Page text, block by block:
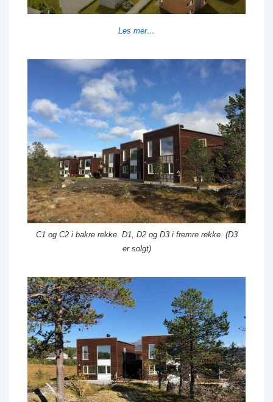
Les mer…
C1 og C2 i bakre rekke. D1, D2 og D3 i fremre rekke. (D3
er solgt)